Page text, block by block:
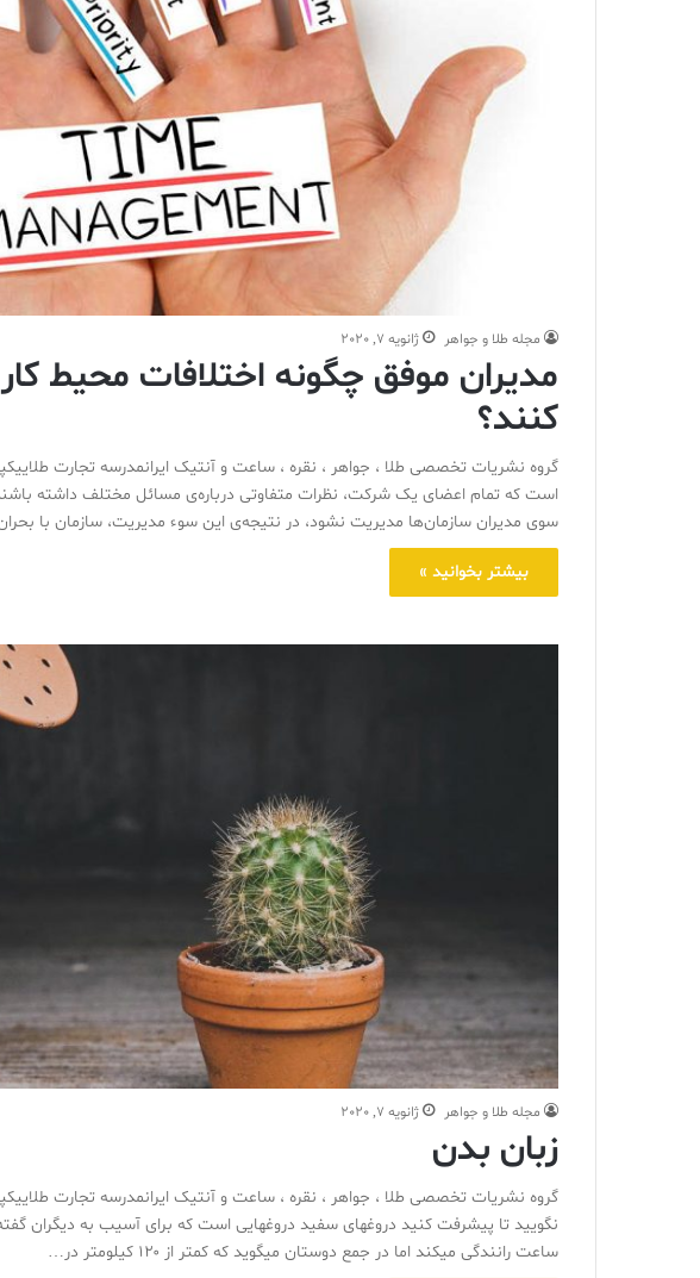
مجله طلا و جواهر ژانویه 7, 2020
مدیران موفق چگونه اختلافات محیط
کنند؟
گروه نشریات تخصصی طلا ، جواهر ، نقره ، ساعت و آنتیک ایرانمدرسه تجارت
است که تمام اعضای یک شرکت، نظرات متفاوتی درباره‌ی مسائل مختلف داشته
سوی مدیران سازمان‌ها مدیریت نشود، در نتیجه‌ی این سوء مدیریت، سازمان با
بیشتر بخوانید »
مجله طلا و جواهر ژانویه 7, 2020
زبان بدن‌
گروه نشریات تخصصی طلا ، جواهر ، نقره ، ساعت و آنتیک ایرانمدرسه تجارت
ساعت رانندگی میکند اما در جمع دوستان میگوید که کمتر از ۱۲۰ کیلومتر در…